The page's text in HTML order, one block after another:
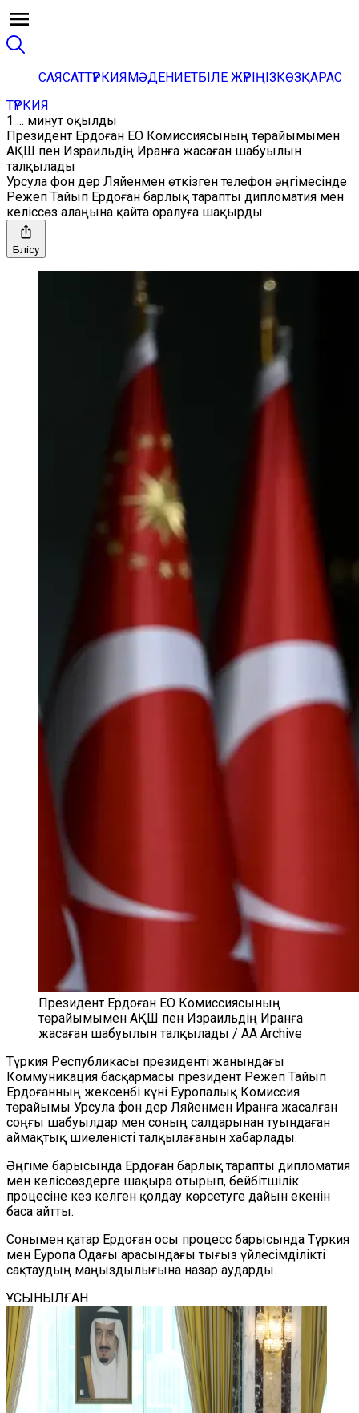
САЯСАТТҮРКИЯМӘДЕНИЕТБІЛЕ ЖҮРІҢІЗКӨЗҚАРАС
ТҮРКИЯ
1 ... минут оқылды
Президент Ердоған ЕО Комиссиясының төрайымымен
АҚШ пен Израильдің Иранға жасаған шабуылын
талқылады
Урсула фон дер Ляйенмен өткізген телефон әңгімесінде
Режеп Тайып Ердоған барлық тарапты дипломатия мен
келіссөз алаңына қайта оралуға шақырды.
Бөлісу
Президент Ердоған ЕО Комиссиясының
төрайымымен АҚШ пен Израильдің Иранға
жасаған шабуылын талқылады / AA Archive
Түркия Республикасы президенті жанындағы
Коммуникация басқармасы президент Режеп Тайып
Ердоғанның жексенбі күні Еуропалық Комиссия
төрайымы Урсула фон дер Ляйенмен Иранға жасалған
соңғы шабуылдар мен соның салдарынан туындаған
аймақтық шиеленісті талқылағанын хабарлады.
Әңгіме барысында Ердоған барлық тарапты дипломатия
мен келіссөздерге шақыра отырып, бейбітшілік
процесіне кез келген қолдау көрсетуге дайын екенін
баса айтты.
Сонымен қатар Ердоған осы процесс барысында Түркия
мен Еуропа Одағы арасындағы тығыз үйлесімділікті
сақтаудың маңыздылығына назар аударды.
ҰСЫНЫЛҒАН